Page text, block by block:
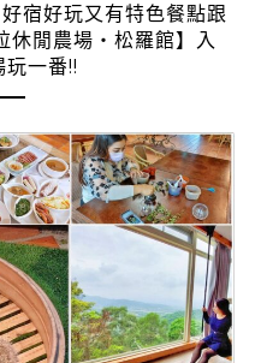
宿好玩又有特色餐點跟
休閒農場‧松羅館】入
一番!!